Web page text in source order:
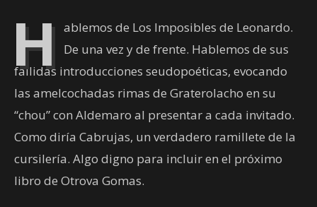
H ablemos de Los Imposibles de Leonardo.
De una vez y de frente. Hablemos de sus
fallidas introducciones seudopoéticas, evocando
las amelcochadas rimas de Graterolacho en su
“chou” con Aldemaro al presentar a cada invitado.
Como diría Cabrujas, un verdadero ramillete de la
cursilería. Algo digno para incluir en el próximo
libro de Otrova Gomas.